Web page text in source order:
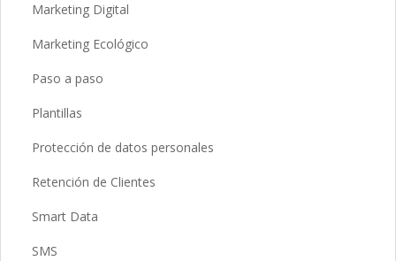
Marketing Digital
Marketing Ecológico
Paso a paso
Plantillas
Protección de datos personales
Retención de Clientes
Smart Data
SMS